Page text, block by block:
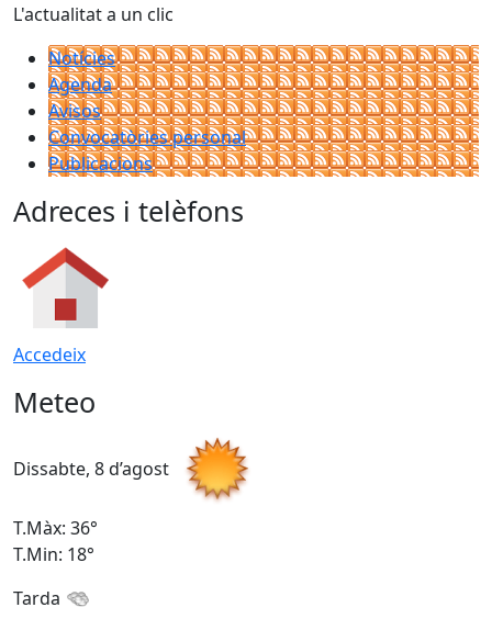
L'actualitat a un clic
Notícies
Agenda
Avisos
Convocatòries personal
Publicacions
Adreces i telèfons
Accedeix
Meteo
Dissabte, 8 d’agost
T.Màx: 36°
T.Min: 18°
Tarda